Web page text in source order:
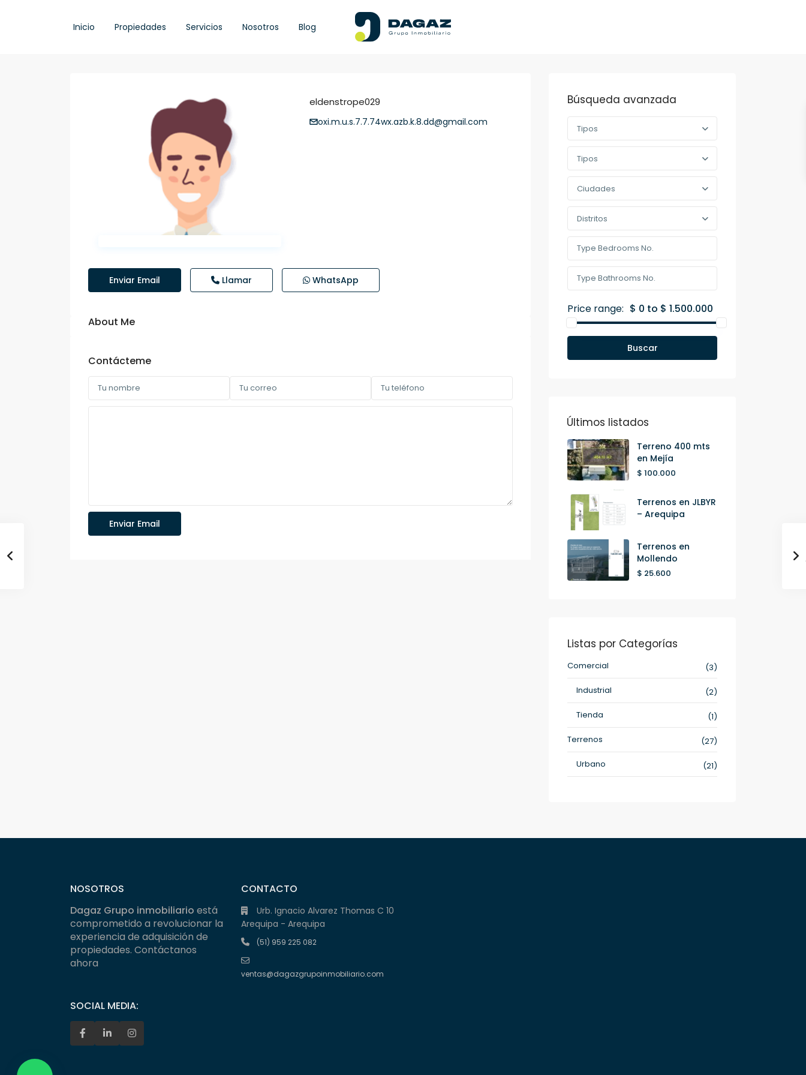
Inicio Propiedades Servicios Nosotros Blog
eldenstrope029
oxi.m.u.s.7.7.74wx.azb.k.8.dd@gmail.com
Enviar Email Llamar WhatsApp
About Me
Contácteme
Búsqueda avanzada
Tipos
Tipos
Ciudades
Distritos
Price range: $ 0 to $ 1.500.000
Buscar
Últimos listados
Terreno 400 mts
en Mejía
$ 100.000
Terrenos en JLBYR
– Arequipa
Terrenos en
Mollendo
$ 25.600
Listas por Categorías
Comercial
(3)
Industrial
(2)
Tienda
(1)
Terrenos
(27)
Urbano
(21)
NOSOTROS
Dagaz Grupo inmobiliario está
comprometido a revolucionar la
experiencia de adquisición de
propiedades. Contáctanos
ahora
SOCIAL MEDIA:
CONTACTO
Urb. Ignacio Alvarez Thomas C 10
Arequipa - Arequipa
(51) 959 225 082
ventas@dagazgrupoinmobiliario.com